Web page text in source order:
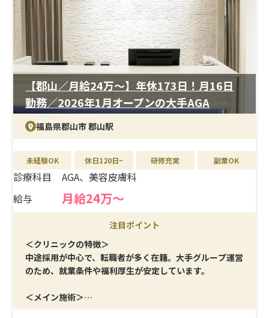
【郡山／月給24万〜】年休173日！月16日
勤務／2026年1月オープンの大手AGA
福島県郡山市 郡山駅
未経験OK 休日120日~ 研修充実 副業OK
診療科目
AGA、美容皮膚科
給与
月給24万〜
注目ポイント
＜クリニックの特徴＞
中途採用が中心で、転職者が多く在籍。大手グループ運営
のため、就業条件や福利厚生が安定しています。
＜メイン施術＞
AGA治療・美容皮膚科を中心に、採血・点滴・処置室管